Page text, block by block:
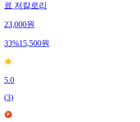
료 저칼로리
23,000원
33%15,500원
5.0
(3)